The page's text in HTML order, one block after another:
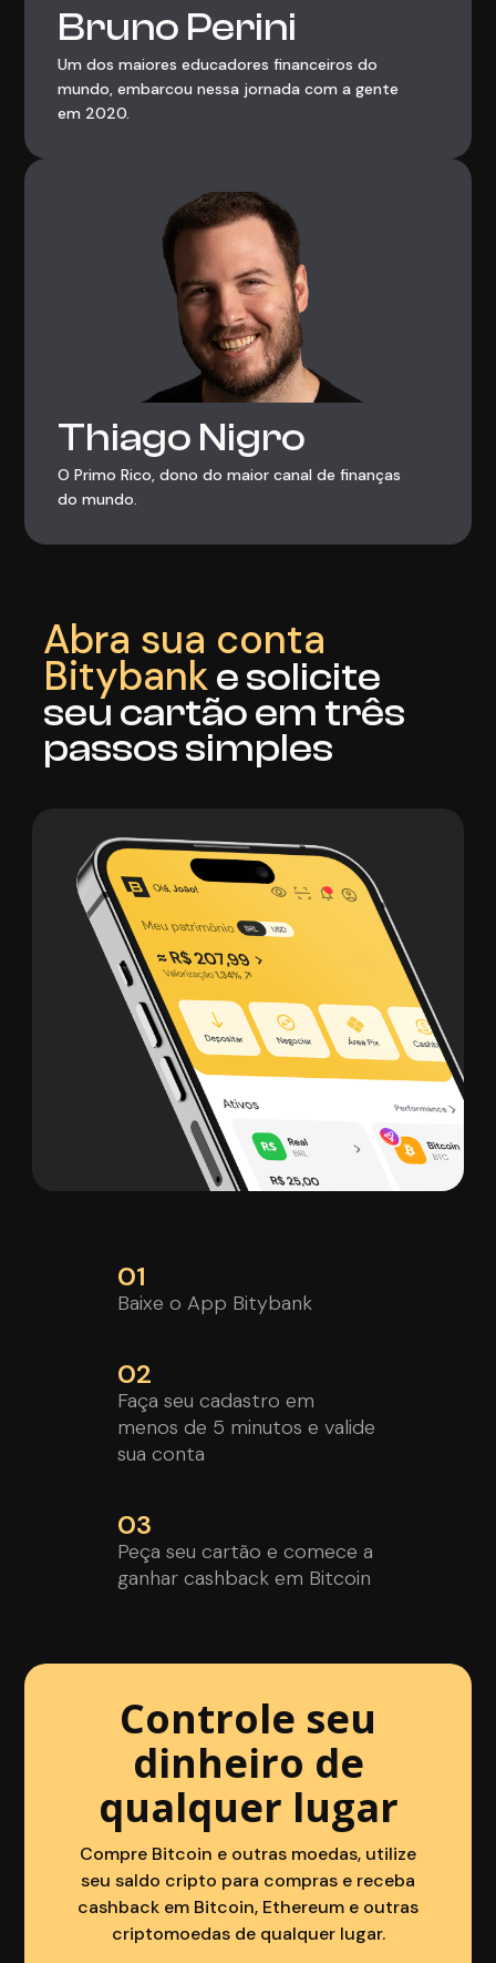
Bruno Perini
Um dos maiores educadores financeiros do
mundo, embarcou nessa jornada com a gente
em 2020.
Thiago Nigro
O Primo Rico, dono do maior canal de finanças
do mundo.
Abra sua conta
Bitybanke solicite
seu cartão em três
passos simples
01
Baixe o App Bitybank
02
Faça seu cadastro em
menos de 5 minutos e valide
sua conta
03
Peça seu cartão e comece a
ganhar cashback em Bitcoin
Controle seu
dinheiro de
qualquer lugar
Compre Bitcoin e outras moedas, utilize
seu saldo cripto para compras e receba
cashback em Bitcoin, Ethereum e outras
criptomoedas de qualquer lugar.